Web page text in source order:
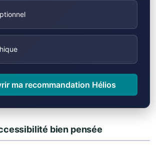
ma recommandation Hélios
bien pensée